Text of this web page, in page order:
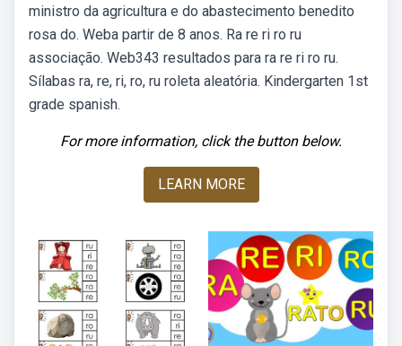
ministro da agricultura e do abastecimento benedito
rosa do. Weba partir de 8 anos. Ra re ri ro ru
associação. Web343 resultados para ra re ri ro ru.
Sílabas ra, re, ri, ro, ru roleta aleatória. Kindergarten 1st
grade spanish.
For more information, click the button below.
LEARN MORE